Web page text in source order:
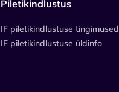
Piletikindlustus
IF piletikindlustuse tingimused
IF piletikindlustuse üldinfo